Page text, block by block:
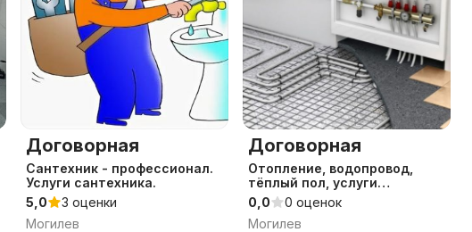
Договорная
Сантехник - профессионал.
Услуги сантехника.
5,0
3 оценки
Могилев
Договорная
Отопление, водопровод,
тёплый пол, услуги
сантехника.
0,0
0 оценок
Могилев